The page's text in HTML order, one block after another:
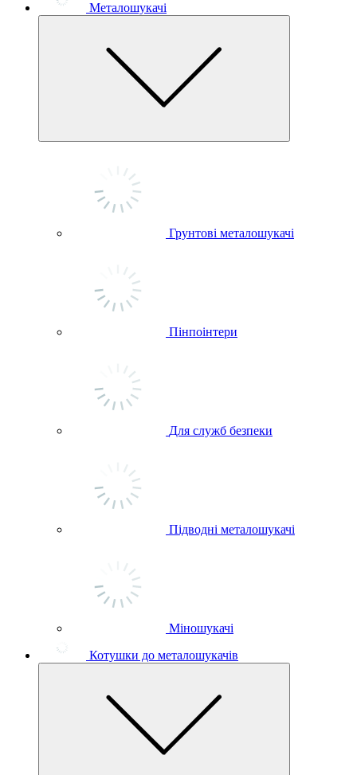
Металошукачі
Грунтові металошукачі
Пінпоінтери
Для служб безпеки
Підводні металошукачі
Міношукачі
Котушки до металошукачів